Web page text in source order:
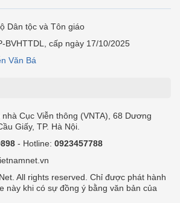
Dân tộc và Tôn giáo
BVHTTDL, cấp ngày 17/10/2025
Văn Bá
Cục Viễn thông (VNTA), 68 Dương
Giấy, TP. Hà Nội.
- Hotline: 0923457788
All rights reserved. Chỉ được phát hành
này khi có sự đồng ý bằng văn bản của